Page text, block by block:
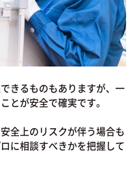
きるものもありますが、一
とが安全で確実です。
全上のリスクが伴う場合も
に相談すべきかを把握して